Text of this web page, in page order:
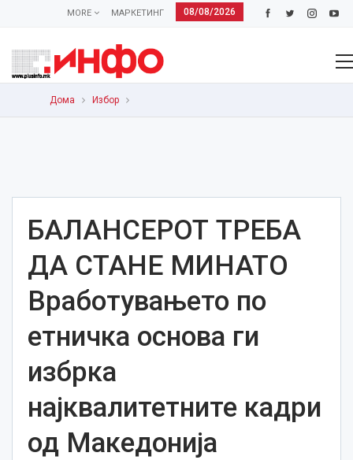
08/08/2026
МАРКЕТИНГ
MORE
Дома Избор
БАЛАНСЕРОТ ТРЕБА
ДА СТАНЕ МИНАТО
Вработувањето по
етничка основа ги
избрка
најквалитетните кадри
од Македонија